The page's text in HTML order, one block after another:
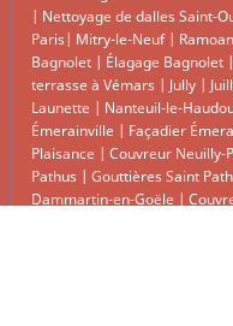
| Nettoyage de dalles Saint-
Paris| Mitry-le-Neuf|
Bagnolet | Élagage Bagnolet |
terrasse à Vémars | Jully |
Launette | Nanteuil-le-
Émerainville | Façadier
Plaisance | Couvreur Neuilly-
Pathus | Gouttières Saint
Dammartin-en-Goële |